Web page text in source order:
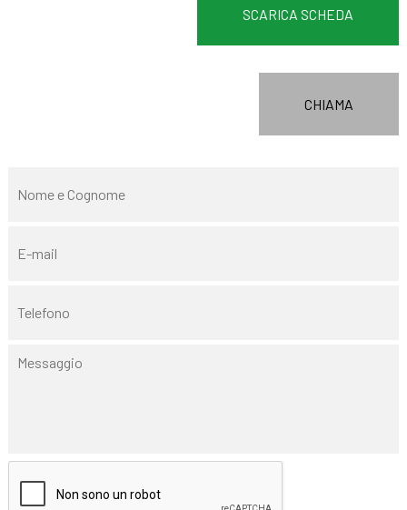
SCARICA SCHEDA
CHIAMA